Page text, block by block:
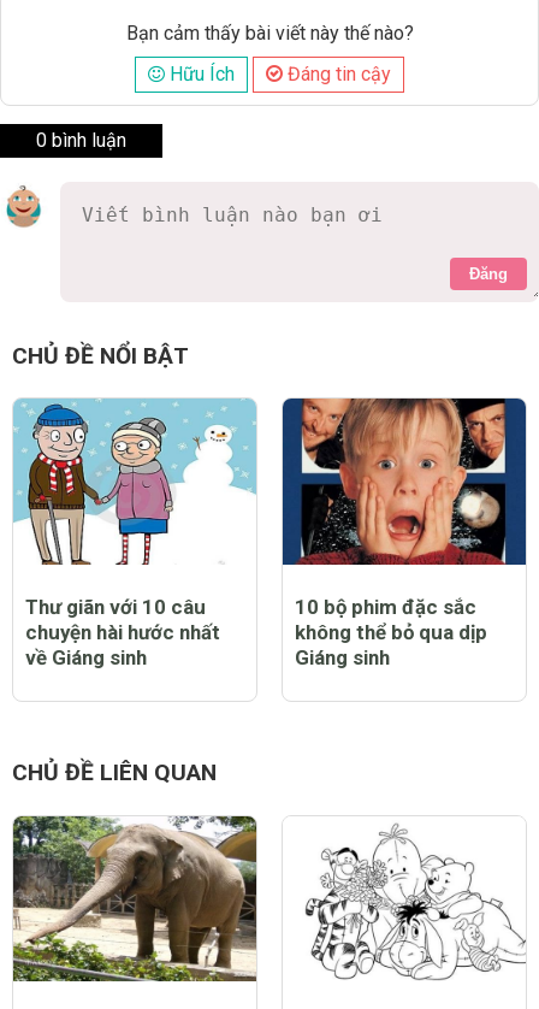
Bạn cảm thấy bài viết này thế nào?
Hữu Ích
Đáng tin cậy
0 bình luận
Đăng
CHỦ ĐỀ NỔI BẬT
Thư giãn với 10 câu
chuyện hài hước nhất
về Giáng sinh
10 bộ phim đặc sắc
không thể bỏ qua dịp
Giáng sinh
CHỦ ĐỀ LIÊN QUAN